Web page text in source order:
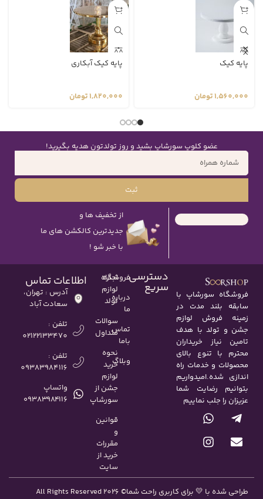
پایه کیک
1,560,000تومان
پایه کیک آبکاری
1,820,000تومان
عضو کلوپ سورشاپ بشید و روز تولدتون هدیه بگیرید!
ثبت
از تخفیف ها و
جدیدترین کالکشن های ما
با خبر شو !
فروشگاه سورشاپ با
سابقه بلند مدت در
زمینه فروش لوازم
جشن و تولد با هدف
تامین نیاز خریداران
محترم با تنوع بالای
محصولات و خدمات راه
اندازی شده.امیدواریم
بتوانیم رضایت شما
عزیزان را جلب نماییم
دسترسی
سریع
فروشگاه
درباره
ما
تماس
باما
وبلاگ
اجاره
لوازم
تولد
سوالات
متداول
نحوه
خرید
لوازم
جشن از
سورشاپ
قوانین
و
مقررات
خرید از
سایت
اطلاعات تماس
آدرس : تهران،
سعادت آباد
تلفن :
02122133470
تلفن :
09383984116
واتساپ
۰۹۳۸۳۹۸۴۱۱۶
طراحی شده با 💛 برای کاربری راحت شما© All Rights Reserved 2026